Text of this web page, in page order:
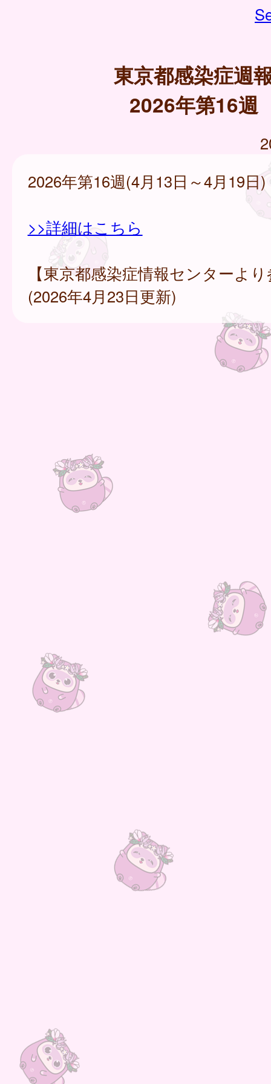
東京都感染症週
2026年第16週
2026年第16週(4月13日～4月19日)
>>詳細はこちら
【東京都感染症情報センターよ
(2026年4月23日更新)